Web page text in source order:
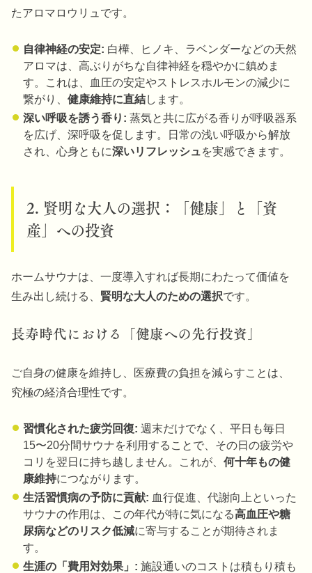
たアロマロウリュです。
自律神経の安定: 白樺、ヒノキ、ラベンダーなどの天然
アロマは、高ぶりがちな自律神経を穏やかに鎮めま
す。これは、血圧の安定やストレスホルモンの減少に
繋がり、 健康維持に直結します。
深い呼吸を誘う香り: 蒸気と共に広がる香りが呼吸器系
を広げ、深呼吸を促します。日常の浅い呼吸から解放
され、心身ともに深いリフレッシュを実感できます。
2. 賢明な大人の選択：「健康」と「資
産」への投資
ホームサウナは、一度導入すれば長期にわたって価値を
生み出し続ける、 賢明な大人のための選択です。
長寿時代における「健康への先行投資」
ご自身の健康を維持し、医療費の負担を減らすことは、
究極の経済合理性です。
習慣化された疲労回復: 週末だけでなく、平日も毎日
15〜20分間サウナを利用することで、その日の疲労や
コリを翌日に持ち越しません。これが、 何十年もの健
康維持につながります。
生活習慣病の予防に貢献: 血行促進、代謝向上といった
サウナの作用は、この年代が特に気になる高血圧や糖
尿病などのリスク低減に寄与することが期待されま
す。
生涯の「費用対効果」: 施設通いのコストは積もり積も